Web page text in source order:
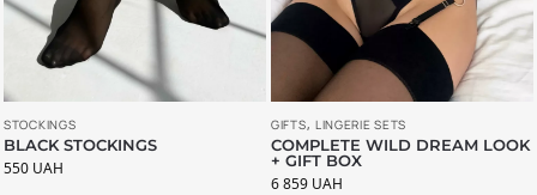
STOCKINGS
BLACK STOCKINGS
550 UAH
GIFTS, LINGERIE SETS
COMPLETE WILD DREAM LOOK
+ GIFT BOX
6 859 UAH